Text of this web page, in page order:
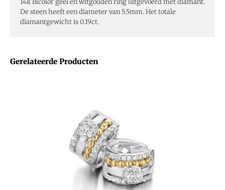
Gerelateerde Producten
De steen heeft een diameter van 5.5mm. Het totale
diamantgewicht is 0.19ct.